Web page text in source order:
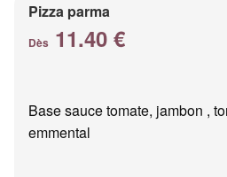
Pizza parma
Dès 11.40 €
Base sauce tomate, jambon ,
emmental